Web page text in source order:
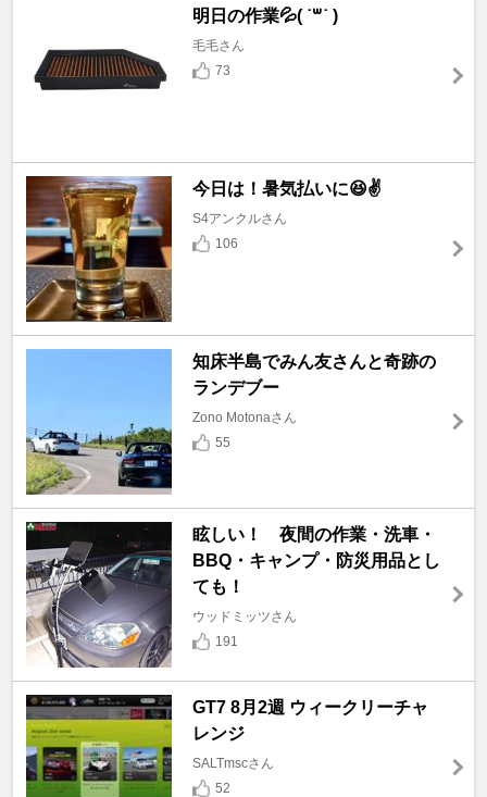
明日の作業💦( ˙꒳​˙ )
毛毛さん
73
今日は！暑気払いに😆✌️
S4アンクルさん
106
知床半島でみん友さんと奇跡の
ランデブー
Zono Motonaさん
55
眩しい！ 夜間の作業・洗車・
BBQ・キャンプ・防災用品とし
ても！
ウッドミッツさん
191
GT7 8月2週 ウィークリーチャ
レンジ
SALTmscさん
52